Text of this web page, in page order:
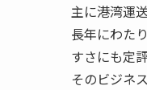
主に港湾運
長年にわた
すさにも定
そのビジネ